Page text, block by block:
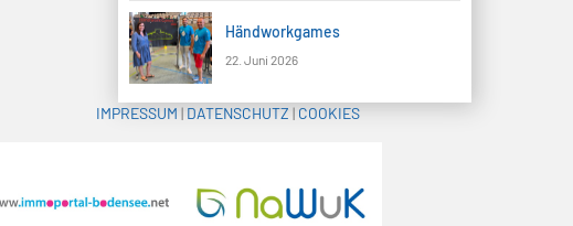
Händworkgames
22. Juni 2026
IMPRESSUM | DATENSCHUTZ | COOKIES